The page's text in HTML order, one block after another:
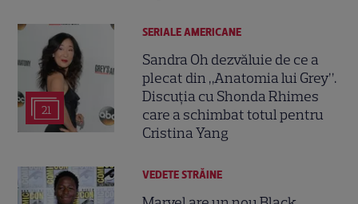
21
SERIALE AMERICANE
Sandra Oh dezvăluie de ce a
plecat din „Anatomia lui Grey”.
Discuția cu Shonda Rhimes
care a schimbat totul pentru
Cristina Yang
VEDETE STRĂINE